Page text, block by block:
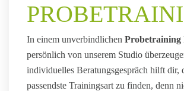
In einem unverbindlichen Probe­training
persönlich von unserem Studio
individuelles Beratungs­gespräch hilft dir,
passendste Trainings­art zu finden, denn